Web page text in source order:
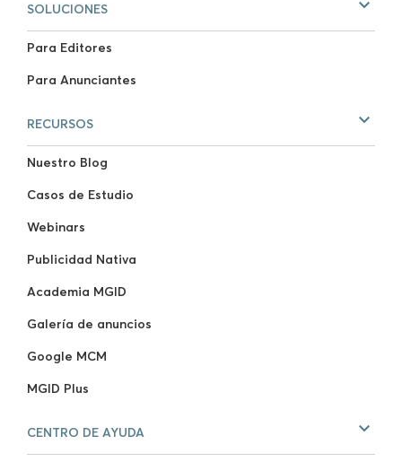
SOLUCIONES
Para Editores
Para Anunciantes
RECURSOS
Nuestro Blog
Casos de Estudio
Webinars
Publicidad Nativa
Academia MGID
Galería de anuncios
Google MCM
MGID Plus
CENTRO DE AYUDA